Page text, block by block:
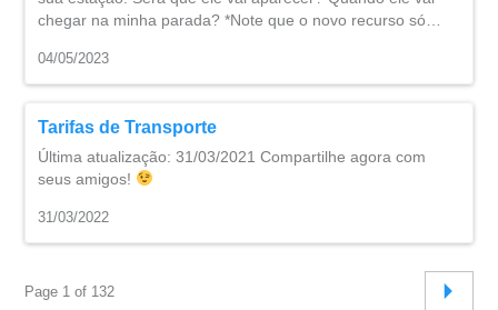
chegar na minha parada? *Note que o novo recurso só…
04/05/2023
Tarifas de Transporte
Última atualização: 31/03/2021 Compartilhe agora com
seus amigos!
31/03/2022
Page 1 of 132